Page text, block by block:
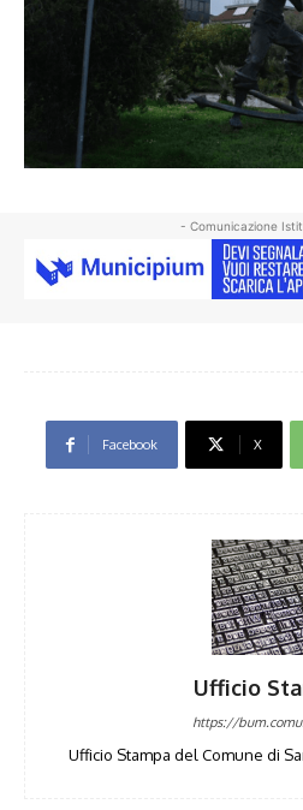
- Comunicazione
Facebook X
Ufficio
https://
Ufficio Stampa del Comune di